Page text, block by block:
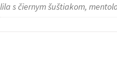
lila s čiernym šuštiakom,